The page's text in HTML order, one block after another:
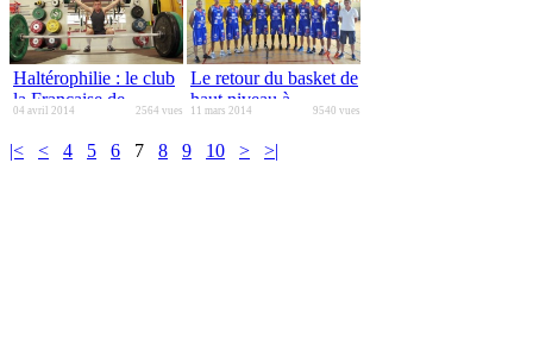
Haltérophilie : le club
la Française de
Besançon reçoit deux
labels
04 avril 2014 2564 vues
Le retour du basket de
haut niveau à
Besançon, l'objectif
du BesAC
11 mars 2014 9540 vues
|< < 4 5 6 7 8 9 10 > >|